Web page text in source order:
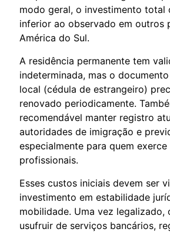
modo geral, o investimento total
inferior ao observado em outros
América do Sul.
A residência permanente tem
indeterminada, mas o
local (cédula de estrangeiro)
renovado periodicamente.
recomendável manter registro
autoridades de imigração e
especialmente para quem
profissionais.
Esses custos iniciais devem ser
investimento em estabilidade
mobilidade. Uma vez legalizado,
usufruir de serviços bancários,